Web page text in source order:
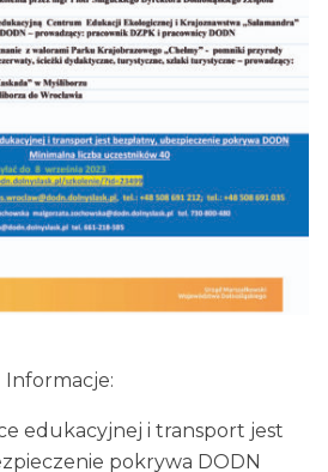
Informacje:
edukacyjnej i transport jest
pokrywa DODN